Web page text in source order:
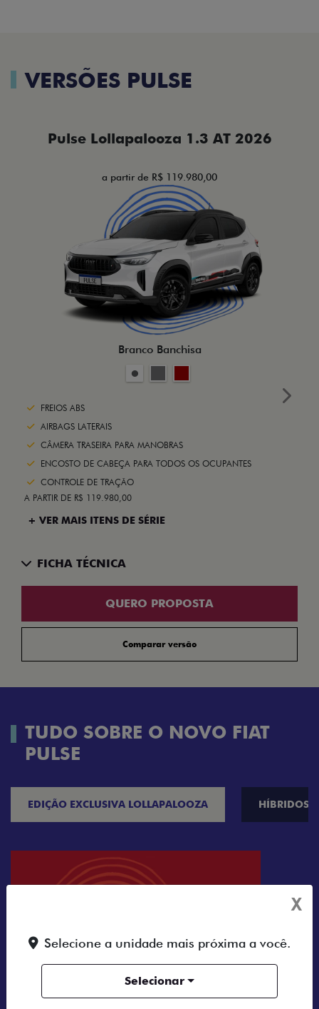
VERSÕES PULSE
Pulse Lollapalooza 1.3 AT 2026
a partir de R$ 119.980,00
Branco Banchisa
FREIOS ABS
AIRBAGS LATERAIS
CÂMERA TRASEIRA PARA MANOBRAS
ENCOSTO DE CABEÇA PARA TODOS OS OCUPANTES
CONTROLE DE TRAÇÃO
A PARTIR DE R$ 119.980,00
+ VER MAIS ITENS DE SÉRIE
FICHA TÉCNICA
QUERO PROPOSTA
Comparar versão
Next
TUDO SOBRE O NOVO FIAT
PULSE
EDIÇÃO EXCLUSIVA LOLLAPALOOZA HÍBRIDOS
X
Selecione a unidade mais próxima a você.
Selecionar